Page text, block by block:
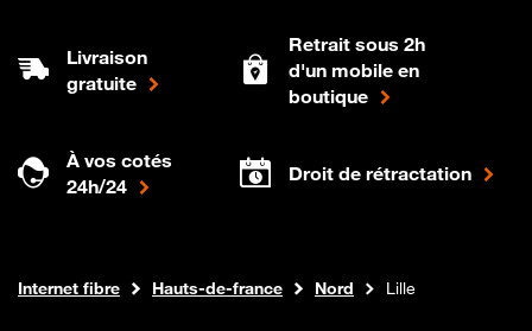
Livraison
gratuite
Retrait sous 2h
d'un mobile en
boutique
À vos cotés
24h/24
Droit de rétractation
Boutique Orange
Internet fibre Hauts-de-france Nord Lille